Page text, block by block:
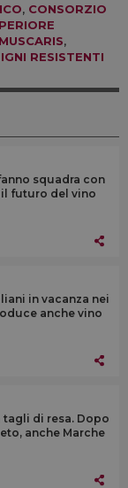
, CONSORZIO
MUSCARIS,
RESISTENTI
squadra con
il futuro del vino
in vacanza nei
anche vino
tagli di resa. Dopo
anche Marche